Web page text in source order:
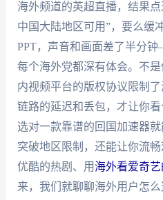
海外频道的英超直播，结果
中国大陆地区可用”，要么缓
PPT，声音和画面差了半分
每个海外党都深有体会。不
内视频平台的版权协议限制
链路的延迟和丢包，才让你看
选对一款靠谱的回国加速器
突破地区限制，还能让你流
优酷的热剧、用 海外看爱奇
来，我们就聊聊海外用户怎